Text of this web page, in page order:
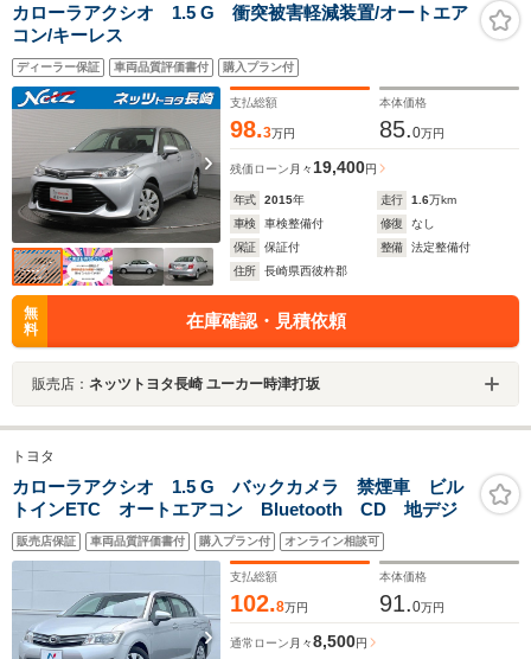
カローラアクシオ 1.5 G 衝突被害軽減装置/オートエア
コン/キーレス
ディーラー保証 車両品質評価書付 購入プラン付
支払総額
98.3万円
本体価格
85.0万円
残価ローン 月々 19,400円
年式 2015年 走行 1.6万km
車検
車検整備付 修復
なし
保証
保証付 整備
法定整備付
住所
長崎県西彼杵郡
無
料
在庫確認・見積依頼
販売店： ネッツトヨタ長崎 ユーカー時津打坂
トヨタ
カローラアクシオ 1.5 G バックカメラ 禁煙車 ビル
トインETC オートエアコン Bluetooth CD 地デジ
販売店保証 車両品質評価書付 購入プラン付 オンライン相談可
支払総額
102.8万円
本体価格
91.0万円
通常ローン 月々8,500円